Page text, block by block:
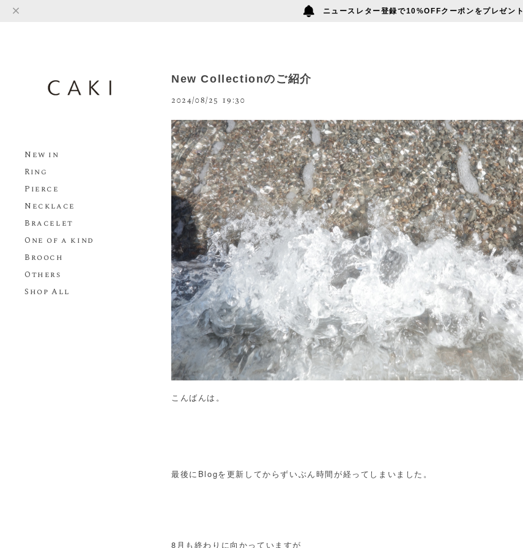
ニュースレター登録で10%OFFクーポンをプレゼント
New in
Ring
Pierce
Necklace
Bracelet
One of a kind
Brooch
Others
Shop All
New Collectionのご紹介
2024/08/25 19:30
こんばんは。
最後にBlogを更新してからずいぶん時間が経ってしまいました。
8月も終わりに向かっていますが